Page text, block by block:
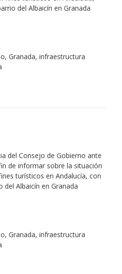
del Albaicín en Granada
Granada, infraestructura
del Consejo de Gobierno ante
de informar sobre la situación
turísticos en Andalucía, con
del Albaicín en Granada
Granada, infraestructura